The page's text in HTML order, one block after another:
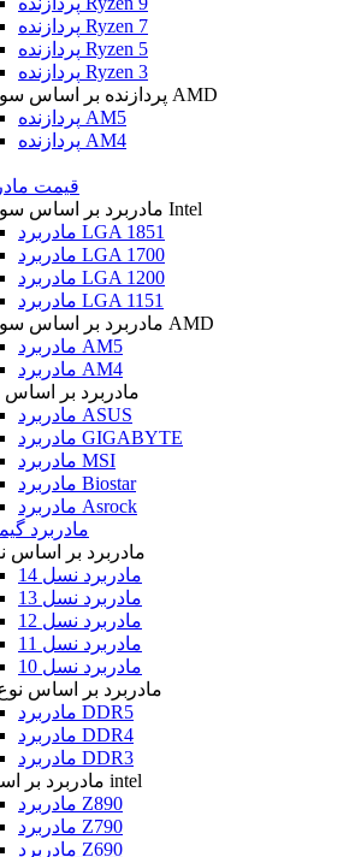
پردازنده Ryzen 7
پردازنده Ryzen 5
پردازنده Ryzen 3
پردازنده بر اساس سوکت AMD
پردازنده AM5
پردازنده AM4
قیمت
مادربرد بر اساس سوکت Intel
مادربرد LGA 1851
مادربرد LGA 1700
مادربرد LGA 1200
مادربرد LGA 1151
مادربرد بر اساس سوکت AMD
مادربرد AM5
مادربرد AM4
مادربرد بر اساس
مادربرد ASUS
مادربرد GIGABYTE
مادربرد MSI
مادربرد Biostar
مادربرد Asrock
مادربرد
مادربرد بر اساس
مادربرد نسل 14
مادربرد نسل 13
مادربرد نسل 12
مادربرد نسل 11
مادربرد نسل 10
مادربرد بر اساس
مادربرد DDR5
مادربرد DDR4
مادربرد DDR3
مادربرد بر اساس intel
مادربرد Z890
مادربرد Z790
مادربرد Z690